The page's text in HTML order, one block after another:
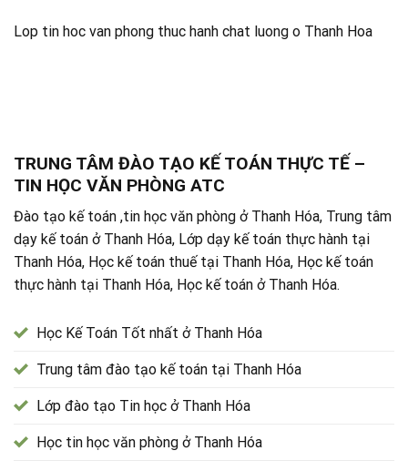
Lop tin hoc van phong thuc hanh chat luong o Thanh Hoa
TRUNG TÂM ĐÀO TẠO KẾ TOÁN THỰC TẾ –
TIN HỌC VĂN PHÒNG ATC
Đào tạo kế toán ,tin học văn phòng ở Thanh Hóa, Trung tâm
dạy kế toán ở Thanh Hóa, Lớp dạy kế toán thực hành tại
Thanh Hóa, Học kế toán thuế tại Thanh Hóa, Học kế toán
thực hành tại Thanh Hóa, Học kế toán ở Thanh Hóa.
Học Kế Toán Tốt nhất ở Thanh Hóa
Trung tâm đào tạo kế toán tại Thanh Hóa
Lớp đào tạo Tin học ở Thanh Hóa
Học tin học văn phòng ở Thanh Hóa